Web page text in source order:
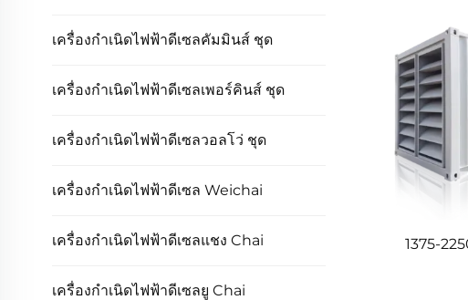
เครื่องกำเนิดไฟฟ้าดีเซลคัมมินส์ ชุด
เครื่องกำเนิดไฟฟ้าดีเซลเพอร์คินส์ ชุด
เครื่องกำเนิดไฟฟ้าดีเซลวอลโว่ ชุด
เครื่องกำเนิดไฟฟ้าดีเซล Weichai
เครื่องกำเนิดไฟฟ้าดีเซลแชง Chai
เครื่องกำเนิดไฟฟ้าดีเซลยู Chai
1375-